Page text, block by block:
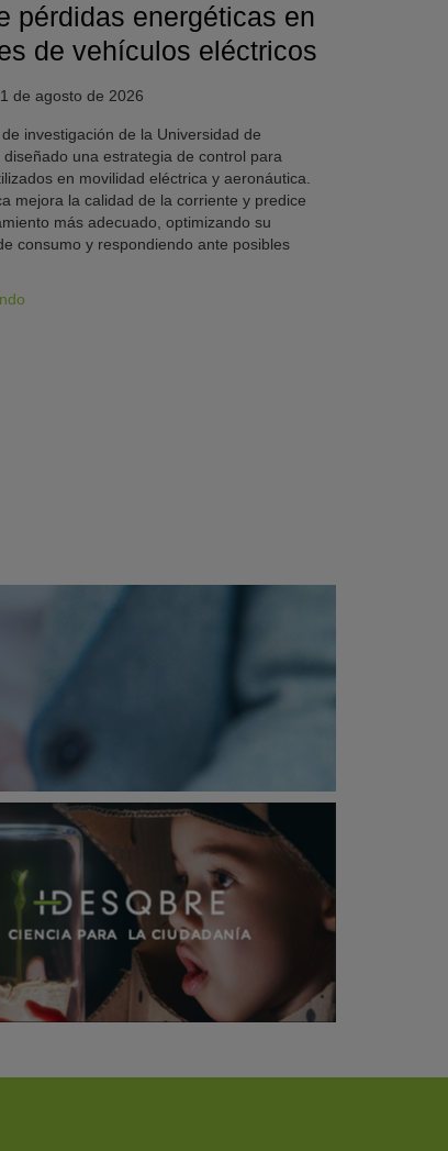
pérdidas energéticas en
de vehículos eléctricos
de agosto de 2026
investigación de la Universidad de
diseñado una estrategia de control para
en movilidad eléctrica y aeronáutica.
mejora la calidad de la corriente y predice
más adecuado, optimizando su
consumo y respondiendo ante posibles